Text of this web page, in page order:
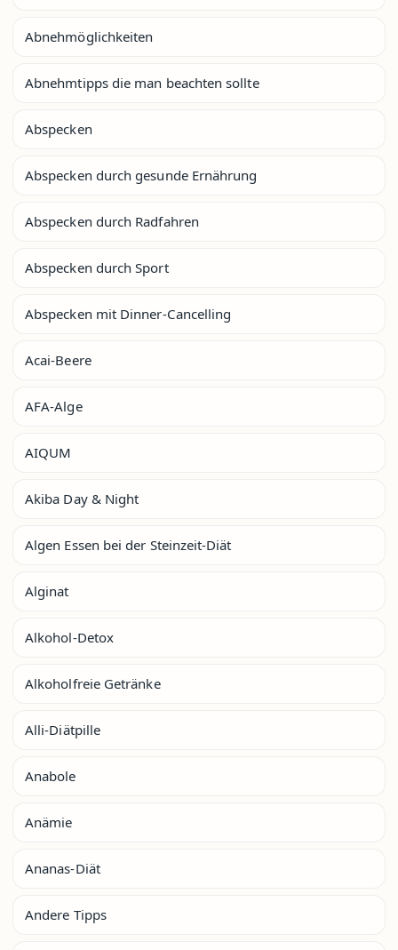
Abnehmöglichkeiten
Abnehmtipps die man beachten sollte
Abspecken
Abspecken durch gesunde Ernährung
Abspecken durch Radfahren
Abspecken durch Sport
Abspecken mit Dinner-Cancelling
Acai-Beere
AFA-Alge
AIQUM
Akiba Day & Night
Algen Essen bei der Steinzeit-Diät
Alginat
Alkohol-Detox
Alkoholfreie Getränke
Alli-Diätpille
Anabole
Anämie
Ananas-Diät
Andere Tipps